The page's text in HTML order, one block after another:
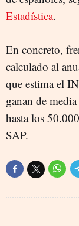
Estadística.
En concreto,
calculado al
que estima el
ganan de media
hasta los
SAP.